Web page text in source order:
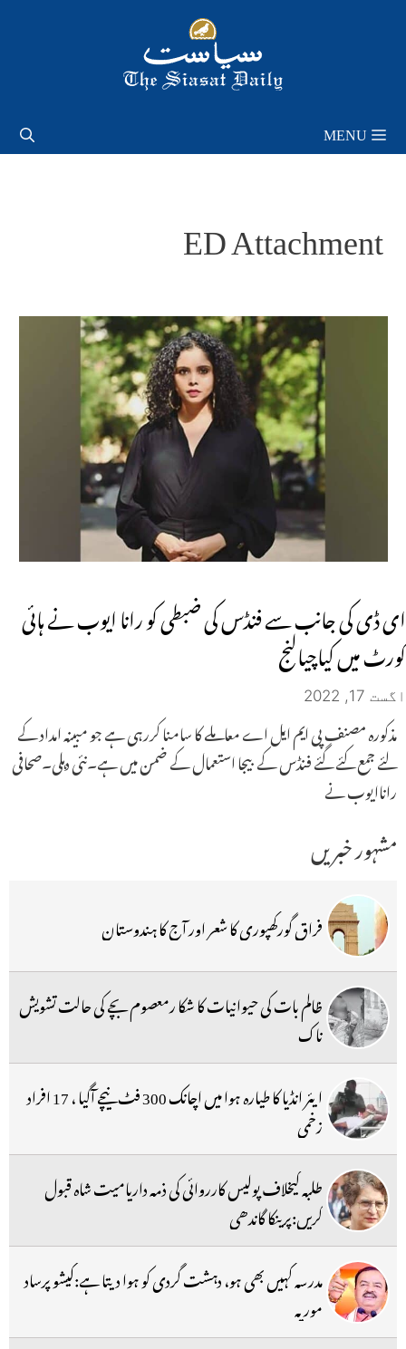
MENU
ED Attachment
ای ڈی کی جانب سے فنڈس کی ضبطی کو رانا ایوب نے ہائی
کورٹ میں کیاچیالنج
اگست 17, 2022
مذکورہ مصنف پی ایم ایل اے معاملے کا سامنا کررہی ہے جو مبینہ امداد کے
لئے جمع کئے گئے فنڈس کے بیجا استعمال کے ضمن میں ہے۔نئی دہلی۔صحافی
راناایوب نے
مشہور خبریں
فراق گورکھپوری کا شعر اور آج کا ہندوستان
ظالم بات کی حیوانیات کا شکا رمعصوم بچے کی حالت تشویش
ناک
ایئر انڈیا کا طیارہ ہوا میں اچانک 300 فٹ نیچے آگیا ، 17 افراد
زخمی
طلبہ کیخلاف پولیس کارروائی کی ذمہ داریامیت شاہ قبول
کریں:پرینکا گاندھی
مدرسہ کہیں بھی ہو، دہشت گردی کو ہوا دیتا ہے:کیشو پرساد
موریہ